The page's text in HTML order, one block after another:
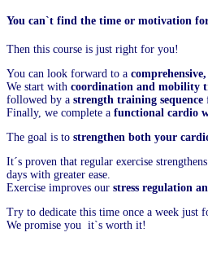
You can`t find the time or motivation
Then this course is just right for you!
You can look forward to a
We start with coordination and mobility
followed by a strength training sequence
Finally, we complete a functional cardio
The goal is to strengthen both your
It´s proven that regular exercise
days with greater ease.
Exercise improves our stress regulation
Try to dedicate this time once a week just
We promise you it`s worth it!